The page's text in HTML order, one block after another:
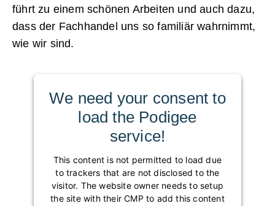
führt zu einem schönen Arbeiten und auch dazu,
dass der Fachhandel uns so familiär wahrnimmt,
wie wir sind.
We need your consent to
load the Podigee
service!
This content is not permitted to load due
to trackers that are not disclosed to the
visitor. The website owner needs to setup
the site with their CMP to add this content